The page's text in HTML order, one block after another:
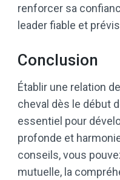
renforcer sa
leader fiable et
Conclusion
Établir une relation
cheval dès le début
essentiel pour
profonde et
conseils, vous
mutuelle, la